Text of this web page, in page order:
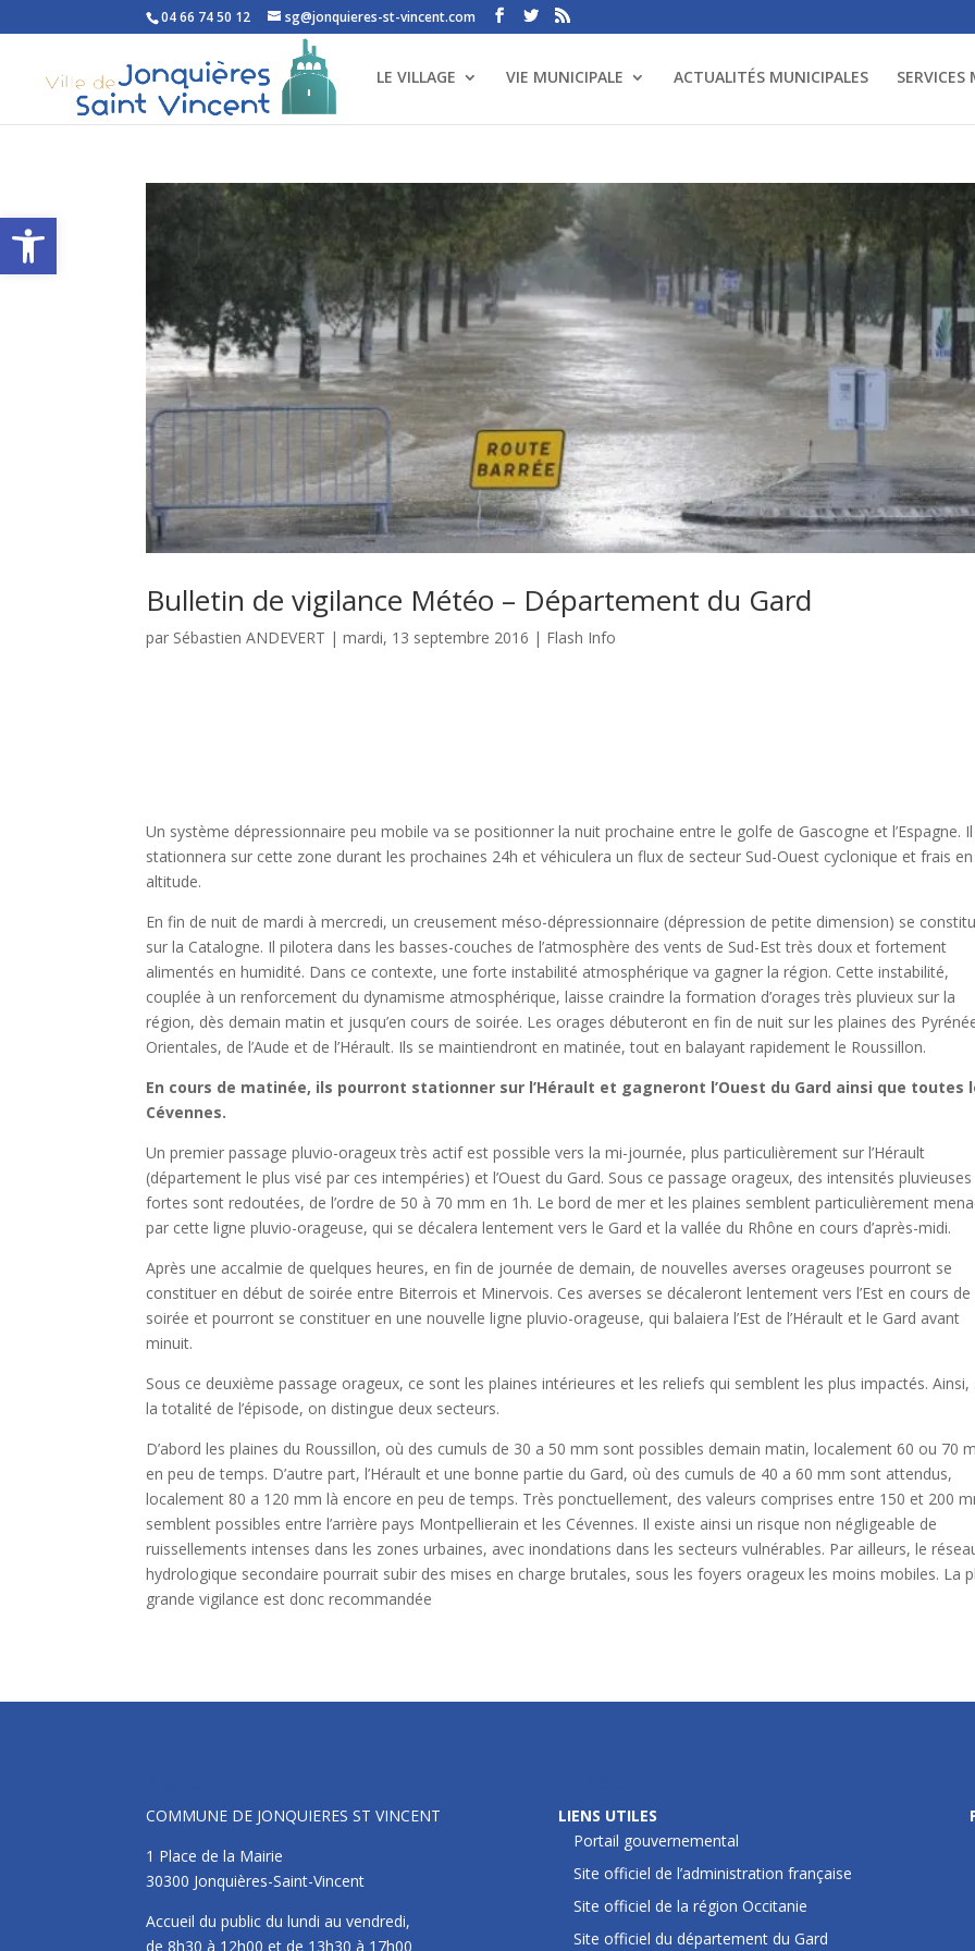
Ouvrir la barre d’outils
04 66 74 50 12 sg@jonquieres-st-vincent.com
LE VILLAGE VIE MUNICIPALE ACTUALITÉS MUNICIPALES
Bulletin de vigilance Météo – Département du Gard
par Sébastien ANDEVERT |mardi, 13 septembre 2016 | Flash Info
Un système dépressionnaire peu mobile va se positionner la nuit prochaine entre le golfe de Gascogne et l’Espagne. Il
stationnera sur cette zone durant les prochaines 24h et véhiculera un flux de secteur Sud-Ouest cyclonique et frais en
altitude.
En fin de nuit de mardi à mercredi, un creusement méso-dépressionnaire (dépression de petite dimension) se
sur la Catalogne. Il pilotera dans les basses-couches de l’atmosphère des vents de Sud-Est très doux et fortement
alimentés en humidité. Dans ce contexte, une forte instabilité atmosphérique va gagner la région. Cette instabilité,
couplée à un renforcement du dynamisme atmosphérique, laisse craindre la formation d’orages très pluvieux sur la
région, dès demain matin et jusqu’en cours de soirée. Les orages débuteront en fin de nuit sur les plaines des
Orientales, de l’Aude et de l’Hérault. Ils se maintiendront en matinée, tout en balayant rapidement le Roussillon.
En cours de matinée, ils pourront stationner sur l’Hérault et gagneront l’Ouest du Gard ainsi que toutes
Cévennes.
Un premier passage pluvio-orageux très actif est possible vers la mi-journée, plus particulièrement sur l’Hérault
(département le plus visé par ces intempéries) et l’Ouest du Gard. Sous ce passage orageux, des intensités
fortes sont redoutées, de l’ordre de 50 à 70 mm en 1h. Le bord de mer et les plaines semblent particulièrement
par cette ligne pluvio-orageuse, qui se décalera lentement vers le Gard et la vallée du Rhône en cours d’après-midi.
Après une accalmie de quelques heures, en fin de journée de demain, de nouvelles averses orageuses pourront se
constituer en début de soirée entre Biterrois et Minervois. Ces averses se décaleront lentement vers l’Est en cours de
soirée et pourront se constituer en une nouvelle ligne pluvio-orageuse, qui balaiera l’Est de l’Hérault et le Gard avant
minuit.
Sous ce deuxième passage orageux, ce sont les plaines intérieures et les reliefs qui semblent les plus impactés. Ainsi,
la totalité de l’épisode, on distingue deux secteurs.
D’abord les plaines du Roussillon, où des cumuls de 30 a 50 mm sont possibles demain matin, localement 60 ou 70
en peu de temps. D’autre part, l’Hérault et une bonne partie du Gard, où des cumuls de 40 a 60 mm sont attendus,
localement 80 a 120 mm là encore en peu de temps. Très ponctuellement, des valeurs comprises entre 150 et 200
semblent possibles entre l’arrière pays Montpellierain et les Cévennes. Il existe ainsi un risque non négligeable de
ruissellements intenses dans les zones urbaines, avec inondations dans les secteurs vulnérables. Par ailleurs, le
hydrologique secondaire pourrait subir des mises en charge brutales, sous les foyers orageux les moins mobiles. La
grande vigilance est donc recommandée
COMMUNE DE JONQUIERES ST VINCENT
1 Place de la Mairie
30300 Jonquières-Saint-Vincent
Accueil du public du lundi au vendredi,
de 8h30 à 12h00 et de 13h30 à 17h00
LIENS UTILES
Portail gouvernemental
Site officiel de l’administration française
Site officiel de la région Occitanie
Site officiel du département du Gard